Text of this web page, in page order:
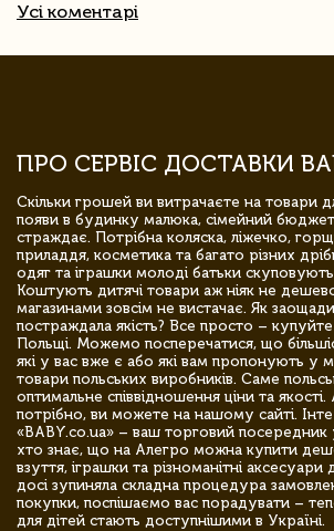
Усі коментарі
ПРО СЕРВІС ДОСТАВКИ
Скільки грошей ви витрачаєте на товари
появи в будинку малюка, сімейний бюджет
страждає. Потрібна коляска, ліжечко,
приладдя, косметика та багато різних
одяг та іграшки молоді батьки
Коштують дитячі товари аж ніяк не
магазинами зовсім не вистачає. Як
постраждала якість? Все просто –
Польщі. Можемо посперечатися, що
які у вас вже є або які вам пропонують у
товари польських виробників. Саме
оптимальне співвідношення ціни та
потрібно, ви можете на нашому сайті.
«BABY.co.ua» – ваш торговий посередник
хто знає, що на Алегро можна купити
взуття, іграшки та різноманітні
досі зупиняла складна процедура
покупки, поспішаємо вас порадувати –
для дітей стають доступнішими в Україні.